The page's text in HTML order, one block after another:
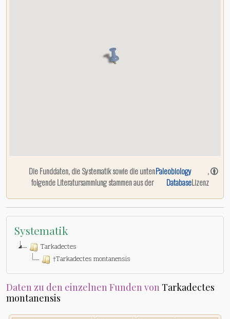
Die Funddaten, die Systematik sowie die unten
folgende Literatursammlung stammen aus der
Paleobiology
Database
,
Lizenz
Systematik
Tarkadectes
†Tarkadectes montanensis
Daten zu den einzelnen Funden von Tarkadectes
montanensis